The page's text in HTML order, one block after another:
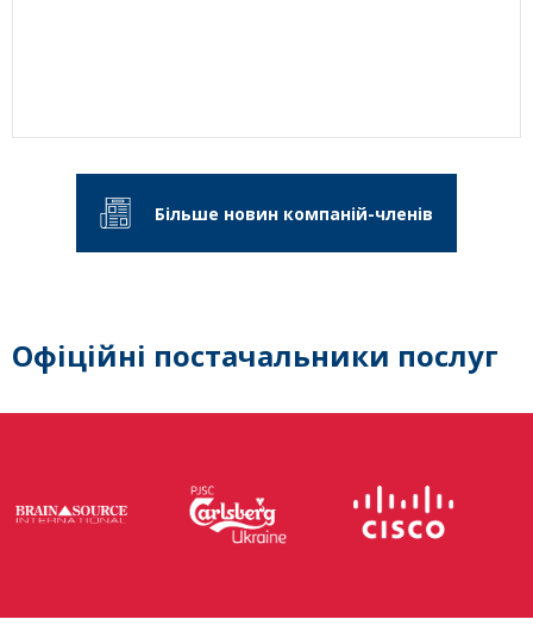
Більше новин компаній-членів
Офіційні постачальники послуг